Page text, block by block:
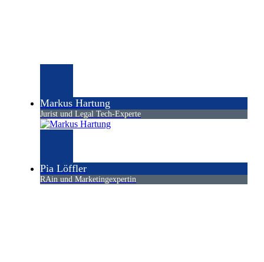
Markus Hartung
Jurist und Legal Tech-Experte
Pia Löffler
RAin und Marketingexpertin